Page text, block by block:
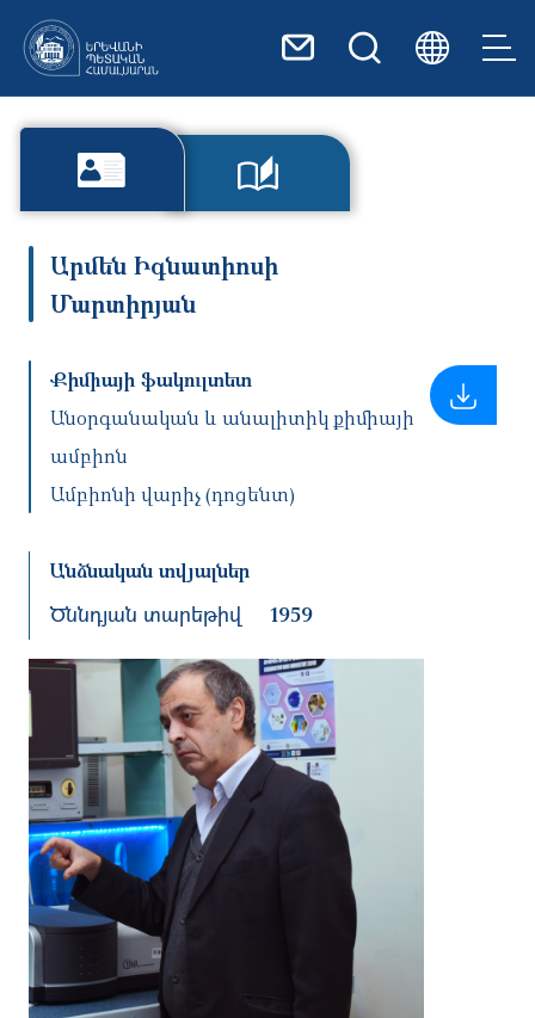
Արմեն Իգնատիոսի
Մարտիրյան
Քիմիայի ֆակուլտետ
Անօրգանական և անալիտիկ քիմիայի
ամբիոն
Ամբիոնի վարիչ (դոցենտ)
Անձնական տվյալներ
Ծննդյան տարեթիվ 1959